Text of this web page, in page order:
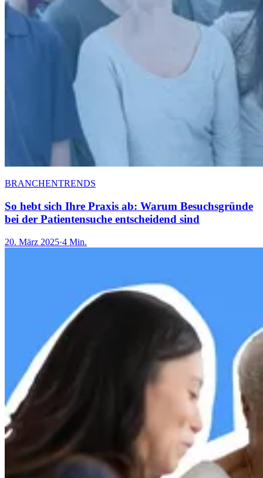
BRANCHENTRENDS
So hebt sich Ihre Praxis ab: Warum Besuchsgründe
bei der Patientensuche entscheidend sind
20. März 2025·4 Min.